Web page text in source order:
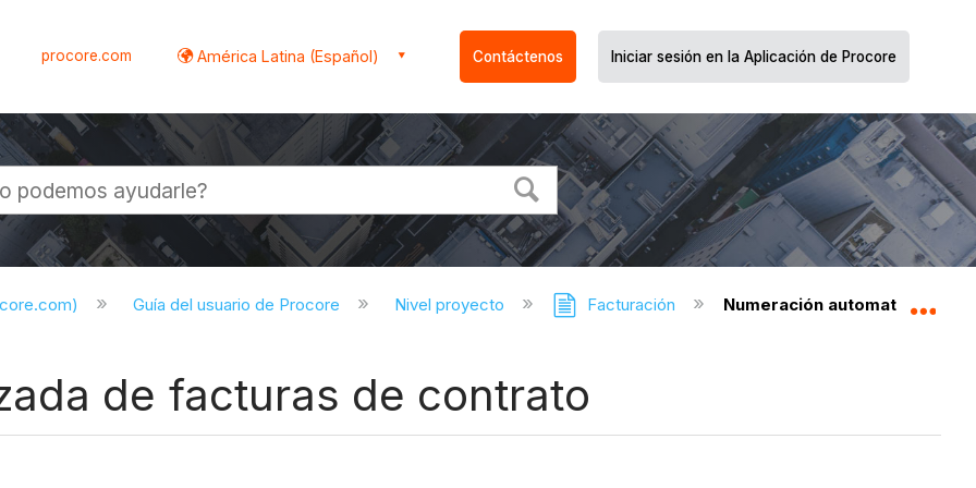
procore.com América Latina (Español) Contáctenos Iniciar sesión en la Aplicación de Procore
Guía del usuario de Procore Nivel proyecto Facturación Numeración automatizada
de facturas de contrato